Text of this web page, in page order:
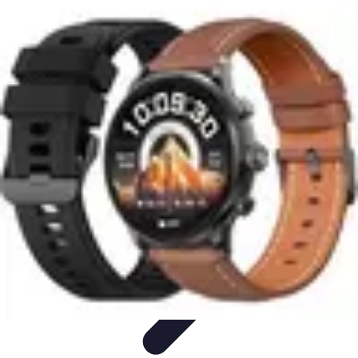
Méthodes de Formation Conception de formationFormation sur
mesureFormation et Méthodologies Optimisation du Training
Training Pro